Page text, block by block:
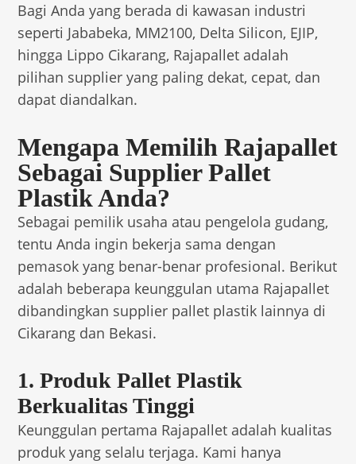
Bagi Anda yang berada di kawasan industri
seperti Jababeka, MM2100, Delta Silicon, EJIP,
hingga Lippo Cikarang, Rajapallet adalah
pilihan supplier yang paling dekat, cepat, dan
dapat diandalkan.
Mengapa Memilih Rajapallet
Sebagai Supplier Pallet
Plastik Anda?
Sebagai pemilik usaha atau pengelola gudang,
tentu Anda ingin bekerja sama dengan
pemasok yang benar-benar profesional. Berikut
adalah beberapa keunggulan utama Rajapallet
dibandingkan supplier pallet plastik lainnya di
Cikarang dan Bekasi.
1. Produk Pallet Plastik
Berkualitas Tinggi
Keunggulan pertama Rajapallet adalah kualitas
produk yang selalu terjaga. Kami hanya